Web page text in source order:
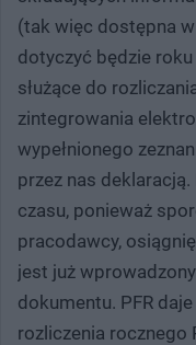
(tak więc dostępna
dotyczyć będzie
służące do
zintegrowania
wypełnionego
przez nas
czasu, ponieważ
pracodawcy,
jest już
dokumentu. PFR
rozliczenia rocznego